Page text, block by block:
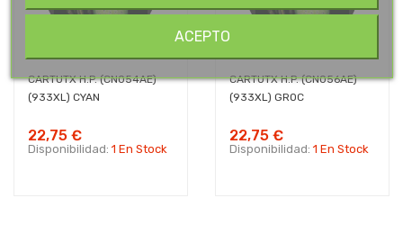
CARTUTX H.P. (CN054AE)
(933XL) CYAN
22,75 €
Disponibilidad: 1 En Stock
CARTUTX H.P. (CN056AE)
(933XL) GROC
22,75 €
Disponibilidad: 1 En Stock
ACEPTO